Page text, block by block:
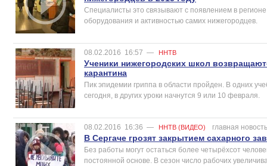
Специалисты это связывают с появлением в
оборудования и активностью самих нижегородцев.
08.02.2016 16:57 — ННТВ
Ученики нижегородских школ
карантина
Пик эпидемии гриппа в области пройден. В одних
сегодня, в других уроки начнутся 9 или 10 февраля.
08.02.2016 16:36 — ННТВ (ВИДЕО) главная новость
В Сергаче грозят закрытием cахарного
Без работы могут остаться более четырёхсот
постоянной основе. В сезон число рабочих